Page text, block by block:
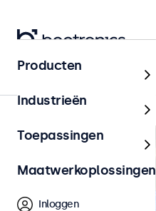
Home
Producten
Industrieën
Toepassingen
Maatwerkoplossingen
Inloggen